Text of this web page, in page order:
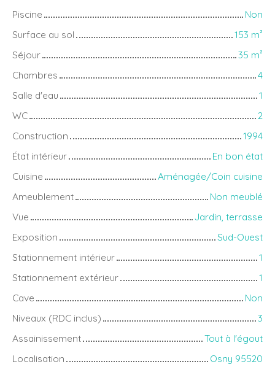
Piscine
Non
Surface au sol
153 m²
Séjour
35 m²
Chambres
4
Salle d'eau
1
WC
2
Construction
1994
État intérieur
En bon état
Cuisine
Aménagée/Coin cuisine
Ameublement
Non meublé
Vue
Jardin, terrasse
Exposition
Sud-Ouest
Stationnement intérieur
1
Stationnement extérieur
1
Cave
Non
Niveaux (RDC inclus)
3
Assainissement
Tout à l'égout
Localisation
Osny 95520